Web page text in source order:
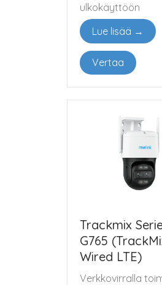
ulkokäyttöön
Lue lisää →
Vertaa
Trackmix
G765
Wired LTE)
Verkkovirralla